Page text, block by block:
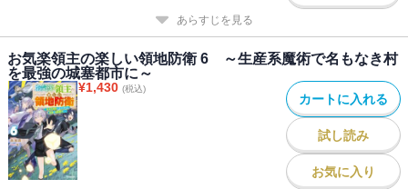
あらすじを見る
お気楽領主の楽しい領地防衛 6 ～生産系魔術で名もなき村
を最強の城塞都市に～
¥1,430 (税込)
カートに入れる
試し読み
お気に入り